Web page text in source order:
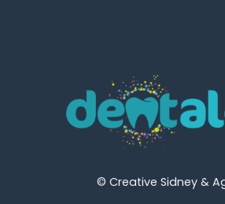
© Creative Sidney &